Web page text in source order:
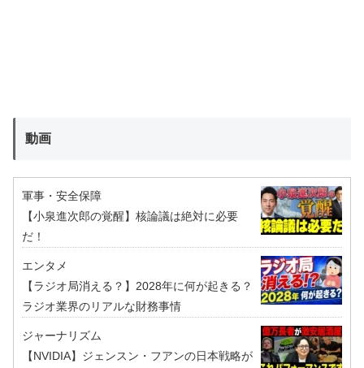
動画
軍事・安全保障
【小泉進次郎の覚醒】核論議は絶対に必要
だ！
エンタメ
【ラジオ局消える？】2028年に何が起きる？
ラジオ業界のリアルな財務事情
ジャーナリズム
【NVIDIA】ジェンスン・フアンの日本戦略が